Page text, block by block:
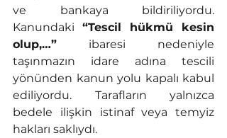
ve bankaya bildiriliyordu.
Kanundaki “Tescil hükmü kesin
olup,…” ibaresi nedeniyle
taşınmazın idare adına tescili
yönünden kanun yolu kapalı kabul
ediliyordu. Tarafların yalnızca
bedele ilişkin istinaf veya temyiz
hakları saklıydı.